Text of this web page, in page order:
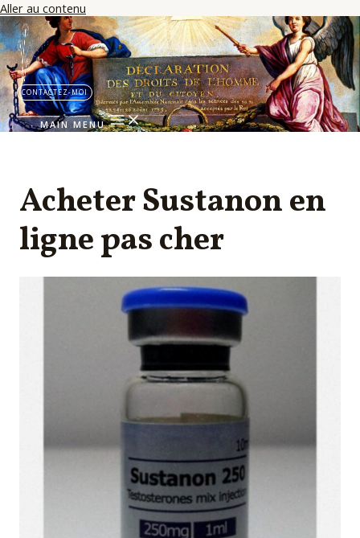
Aller au contenu
CONTACTEZ-MOI
MAIN MENU
Acheter Sustanon en
ligne pas cher